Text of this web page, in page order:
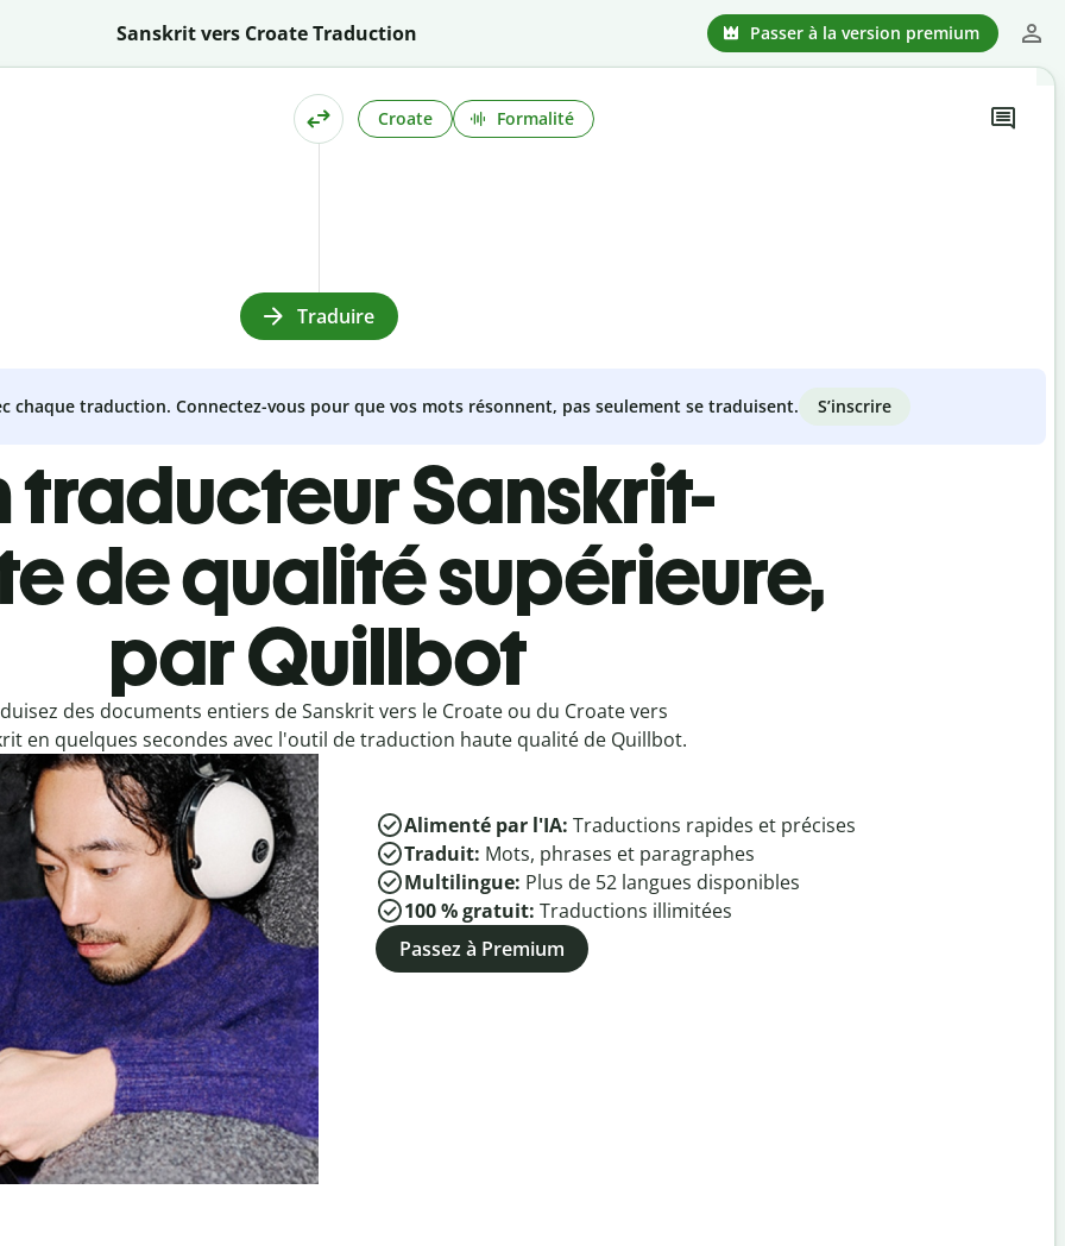
Sanskrit vers Croate Traduction Passer à la version premium
Croate Formalité
Traduire
chaque traduction. Connectez-vous pour que vos mots résonnent, pas seulement se traduisent. S’inscrire
traducteur Sanskrit-
de qualité supérieure,
par Quillbot
des documents entiers de Sanskrit vers le Croate ou du Croate vers
en quelques secondes avec l'outil de traduction haute qualité de Quillbot.
Alimenté par l'IA: Traductions rapides et précises
Traduit: Mots, phrases et paragraphes
Multilingue: Plus de 52 langues disponibles
100 % gratuit: Traductions illimitées
Passez à Premium